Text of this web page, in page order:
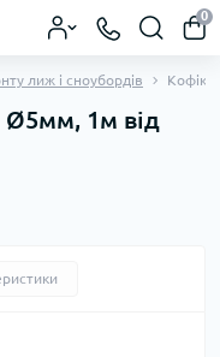
0
лиж і сноубордів
Ø5мм, 1м від